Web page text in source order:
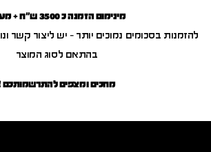
מינימום הזמנה כ 3500 ש"ח + מע"מ
להזמנות בסכומים נמוכים יותר – יש ליצור קשר
בהתאם לסוג המוצר
מחכים ומצפים להתרשמותכם